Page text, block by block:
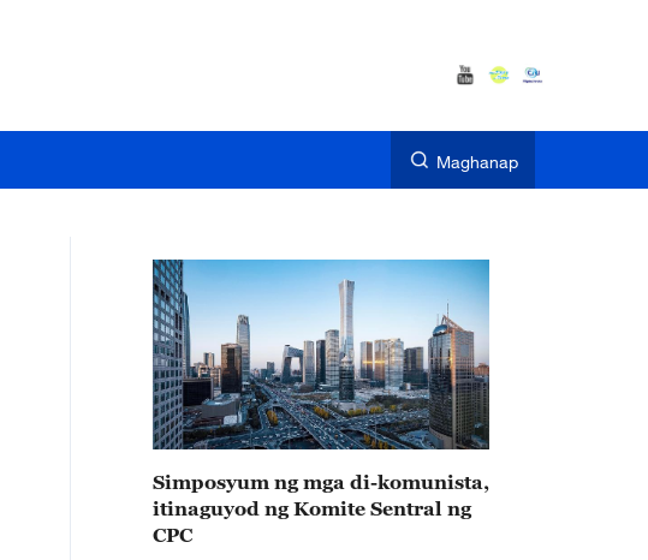
Maghanap
Simposyum ng mga di-komunista,
itinaguyod ng Komite Sentral ng
CPC